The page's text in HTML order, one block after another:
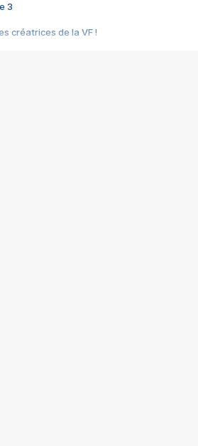
3
créatrices de la VF !